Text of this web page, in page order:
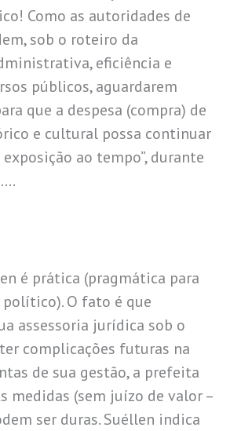
Como as autoridades de
sob o roteiro da
eficiência e
públicos, aguardarem
que a despesa (compra) de
e cultural possa continuar
ao tempo”, durante
é prática (pragmática para
O fato é que
assessoria jurídica sob o
complicações futuras na
de sua gestão, a prefeita
medidas (sem juízo de valor –
ser duras. Suéllen indica